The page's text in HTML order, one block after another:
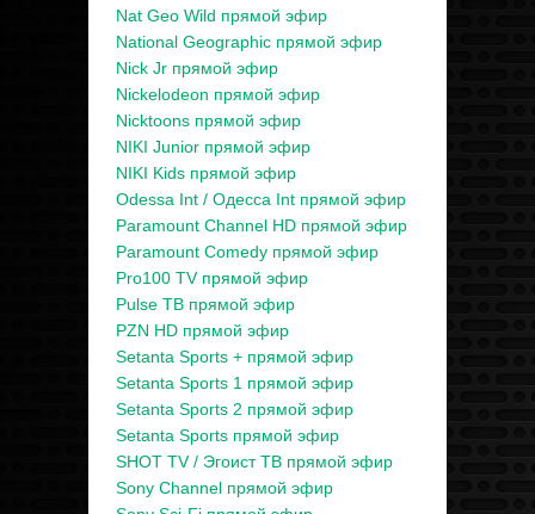
Nat Geo Wild прямой эфир
National Geographic прямой эфир
Nick Jr прямой эфир
Nickelodeon прямой эфир
Nicktoons прямой эфир
NIKI Junior прямой эфир
NIKI Kids прямой эфир
Odessa Int / Одесса Int прямой эфир
Paramount Channel HD прямой эфир
Paramount Comedy прямой эфир
Pro100 TV прямой эфир
Pulse ТВ прямой эфир
PZN HD прямой эфир
Setanta Sports + прямой эфир
Setanta Sports 1 прямой эфир
Setanta Sports 2 прямой эфир
Setanta Sports прямой эфир
SHOT TV / Эгоист ТВ прямой эфир
Sony Channel прямой эфир